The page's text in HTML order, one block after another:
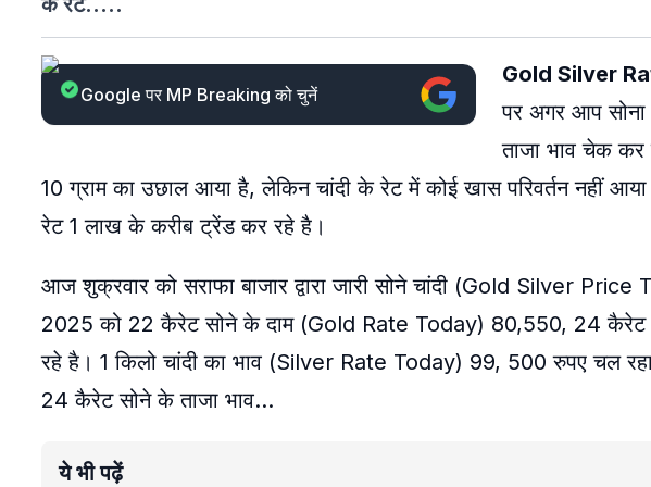
Google पर MP Breaking को चुनें
Gold Silver
पर अगर आप सोना
ताजा भाव चेक
10 ग्राम का उछाल आया है, लेकिन चांदी के रेट में कोई खास परिवर्तन नहीं
रेट 1 लाख के करीब ट्रेंड कर रहे है।
आज शुक्रवार को सराफा बाजार द्वारा जारी सोने चांदी (Gold Silver
2025 को 22 कैरेट सोने के दाम (Gold Rate Today) 80,550, 24 कैरेट
रहे है। 1 किलो चांदी का भाव (Silver Rate Today) 99, 500 रुपए चल
24 कैरेट सोने के ताजा भाव…
ये भी पढ़ें